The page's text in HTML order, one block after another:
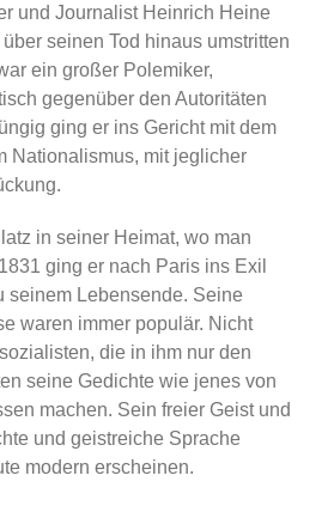
und Journalist Heinrich Heine
seinen Tod hinaus umstritten
ein großer Polemiker,
gegenüber den Autoritäten
ging er ins Gericht mit dem
Nationalismus, mit jeglicher
in seiner Heimat, wo man
ging er nach Paris ins Exil
seinem Lebensende. Seine
waren immer populär. Nicht
die in ihm nur den
seine Gedichte wie jenes von
machen. Sein freier Geist und
und geistreiche Sprache
modern erscheinen.